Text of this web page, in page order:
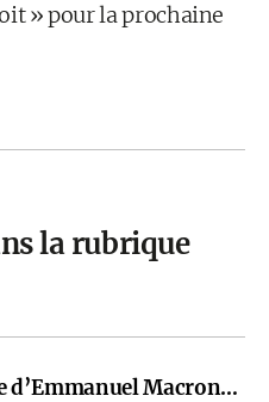
» pour la prochaine
la rubrique
d’Emmanuel Macron…